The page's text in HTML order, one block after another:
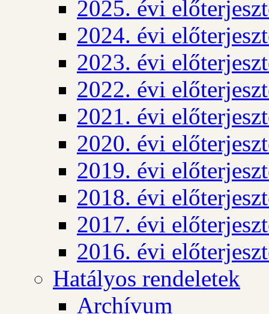
2025. évi
2024. évi
2023. évi
2022. évi
2021. évi
2020. évi
2019. évi
2018. évi
2017. évi
2016. évi
Hatályos rendeletek
Archívum